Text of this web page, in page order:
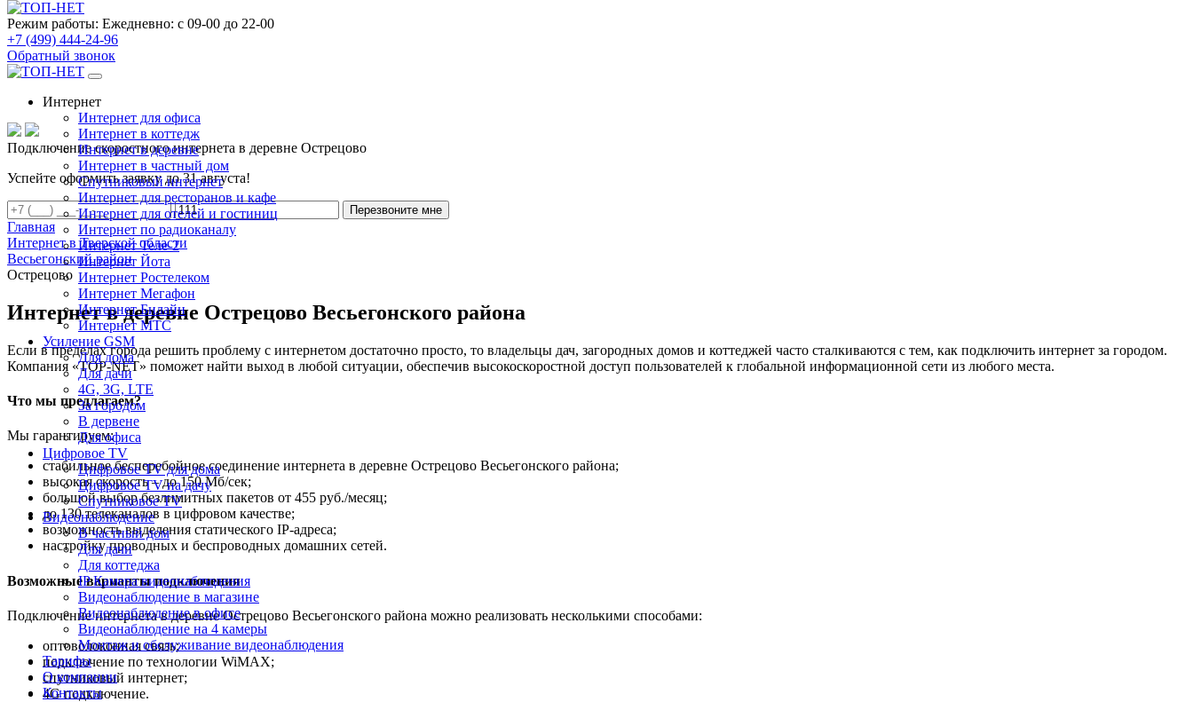
Режим работы: Ежедневно: с 09-00 до 22-00
+7 (499) 444-24-96
Обратный звонок
Интернет
Интернет для офиса
Интернет в коттедж
Интернет в деревне
Интернет в частный дом
Спутниковый интернет
Интернет для ресторанов и кафе
Интернет для отелей и гостиниц
Интернет по радиоканалу
Интернет Теле-2
Интернет Йота
Интернет Ростелеком
Интернет Мегафон
Интернет Билайн
Интернет МТС
Усиление GSM
Для дома
Для дачи
4G, 3G, LTE
За городом
В дервене
Для офиса
Цифровое TV
Цифровое TV для дома
Цифровое TV на дачу
Спутниковое TV
Видеонаблюдение
В частный дом
Для дачи
Для коттеджа
IP Камера видеонаблюдения
Видеонаблюдение в магазине
Видеонаблюдение в офисе
Видеонаблюдение на 4 камеры
Монтаж и обслуживание видеонаблюдения
Тарифы
О компании
Контакты
Подключение скоростного интернета в деревне Острецово
Успейте оформить заявку до 31 августа!
Перезвоните мне
Главная
Интернет в Тверской области
Весьегонский район
Острецово
Интернет в деревне Острецово Весьегонского района
Если в пределах города решить проблему с интернетом достаточно просто, то владельцы дач, загородных домов и коттеджей часто сталкиваются с тем, как подключить интернет за городом.
Компания «TOP-NET» поможет найти выход в любой ситуации, обеспечив высокоскоростной доступ пользователей к глобальной информационной сети из любого места.
Что мы предлагаем?
Мы гарантируем:
стабильное бесперебойное соединение интернета в деревне Острецово Весьегонского района;
высокая скорость – до 150 Мб/сек;
большой выбор безлимитных пакетов от 455 руб./месяц;
до 130 телеканалов в цифровом качестве;
возможность выделения статического IP-адреса;
настройку проводных и беспроводных домашних сетей.
Возможные варианты подключения
Подключение интернета в деревне Острецово Весьегонского района можно реализовать несколькими способами:
оптоволоконная связь;
подключение по технологии WiMAX;
спутниковый интернет;
4G подключение.